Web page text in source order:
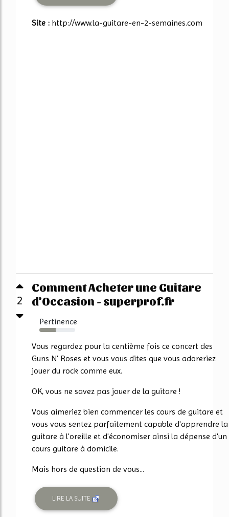
Site : http://www.la-guitare-en-2-semaines.com
2
Comment Acheter une Guitare
d’Occasion - superprof.fr
Pertinence
46%
Vous regardez pour la centième fois ce concert des
Guns N' Roses et vous vous dites que vous adoreriez
jouer du rock comme eux.
OK, vous ne savez pas jouer de la guitare !
Vous aimeriez bien commencer les cours de guitare et
vous vous sentez parfaitement capable d'apprendre la
guitare à l'oreille et d'économiser ainsi la dépense d'un
cours guitare à domicile.
Mais hors de question de vous...
LIRE LA SUITE